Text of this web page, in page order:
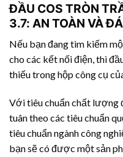
ĐẦU COS TRÒN
3.7: AN TOÀN VÀ
Nếu bạn đang tìm kiếm
cho các kết nối điện, thì
thiếu trong hộp công cụ
Với tiêu chuẩn chất lượng
tuân theo các tiêu chuẩn
tiêu chuẩn ngành công
bạn sẽ có được một sản